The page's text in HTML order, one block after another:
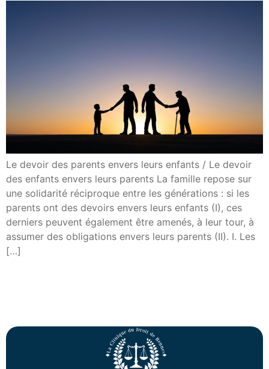
Le devoir des parents envers leurs enfants / Le devoir
des enfants envers leurs parents La famille repose sur
une solidarité réciproque entre les générations : si les
parents ont des devoirs envers leurs enfants (I), ces
derniers peuvent également être amenés, à leur tour, à
assumer des obligations envers leurs parents (II). I. Les
[…]